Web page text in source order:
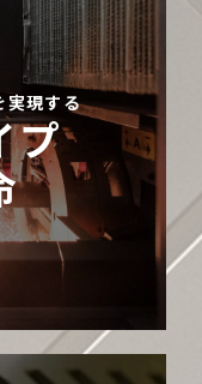
実現する
プ